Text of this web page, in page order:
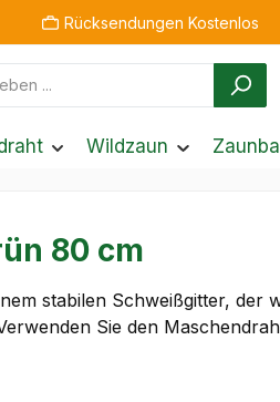
Rücksendungen Kostenlos
Wildzaun
80 cm
stabilen Schweißgitter, der
Sie den